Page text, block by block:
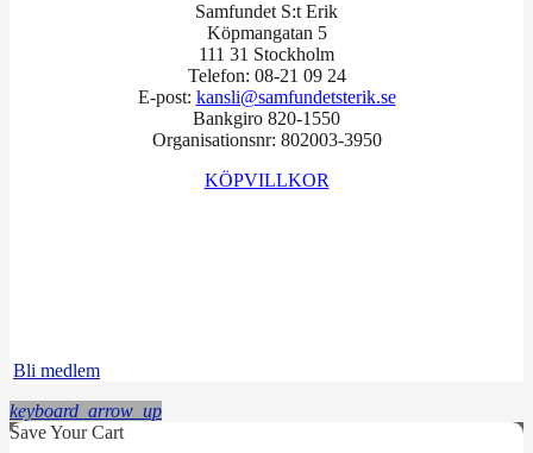
Samfundet S:t Erik
Köpmangatan 5
111 31 Stockholm
Telefon: 08-21 09 24
E-post: kansli@samfundetsterik.se
Bankgiro 820-1550
Organisationsnr: 802003-3950
KÖPVILLKOR
Bli medlem
keyboard_arrow_up
Save Your Cart